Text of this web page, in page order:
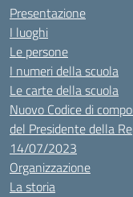
Presentazione
I luoghi
Le persone
I numeri della scuola
Le carte della scuola
Nuovo Codice di
del Presidente della
14/07/2023
Organizzazione
La storia